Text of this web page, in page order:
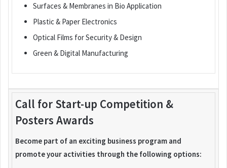
Surfaces & Membranes in Bio Application
Plastic & Paper Electronics
Optical Films for Security & Design
Green & Digital Manufacturing
Call for Start-up Competition &
Posters Awards
Become part of an exciting business program and
promote your activities through the following options: